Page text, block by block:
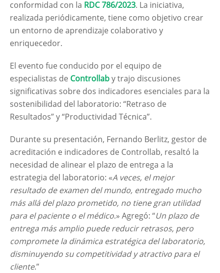
conformidad con la RDC 786/2023. La iniciativa,
realizada periódicamente, tiene como objetivo crear
un entorno de aprendizaje colaborativo y
enriquecedor.
El evento fue conducido por el equipo de
especialistas de Controllaby trajo discusiones
significativas sobre dos indicadores esenciales para la
sostenibilidad del laboratorio: “Retraso de
Resultados” y “Productividad Técnica”.
Durante su presentación, Fernando Berlitz, gestor de
acreditación e indicadores de Controllab, resaltó la
necesidad de alinear el plazo de entrega a la
estrategia del laboratorio: «A veces, el mejor
resultado de examen del mundo, entregado mucho
más allá del plazo prometido, no tiene gran utilidad
para el paciente o el médico.» Agregó: “Un plazo de
entrega más amplio puede reducir retrasos, pero
compromete la dinámica estratégica del laboratorio,
disminuyendo su competitividad y atractivo para el
cliente.”